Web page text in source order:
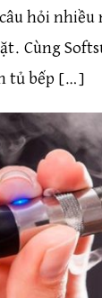
hỏi
Cùng
tủ bếp […]